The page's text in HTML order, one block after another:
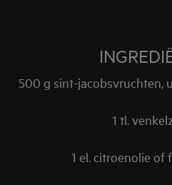
500 g sint-jacobsvruchten,
1 tl.
1 el. citroenolie